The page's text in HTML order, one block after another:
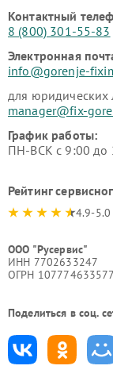
Контактный
8 (800) 301-55-83
Электронная
info@gorenje-
для юридических
manager@fix-
График работы:
ПН-ВСК с 9:00 до
Рейтинг
4.9-5.0
ООО "Русервис"
ИНН 7702633247
ОГРН
Поделиться в соц.